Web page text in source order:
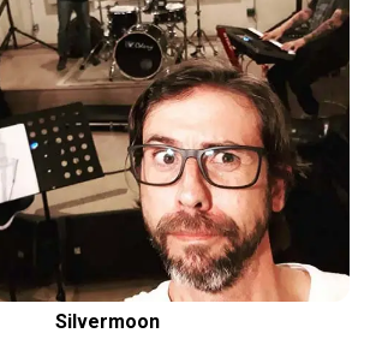
Silvermoon